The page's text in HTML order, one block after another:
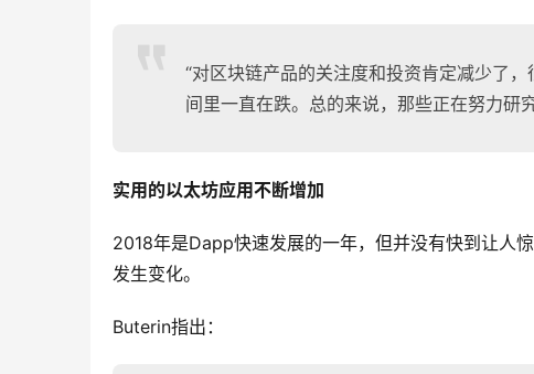
“对区块链产品的关注度和投资肯定减少了
间里一直在跌。总的来说，那些正在努力研
实用的以太坊应用不断增加
2018年是Dapp快速发展的一年，但并没有快到让人
发生变化。
Buterin指出：